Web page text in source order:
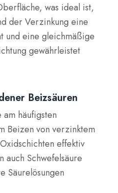
, was ideal ist,
der Verzinkung eine
und eine gleichmäßige
gewährleistet
Beizsäuren
häufigsten
Beizen von verzinktem
effektiv
auch Schwefelsäure
Säurelösungen